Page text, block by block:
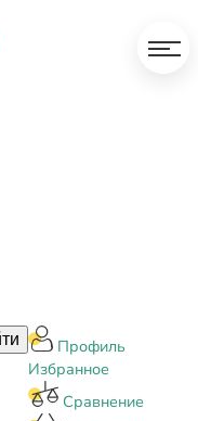
Профиль
Избранное
Сравнение